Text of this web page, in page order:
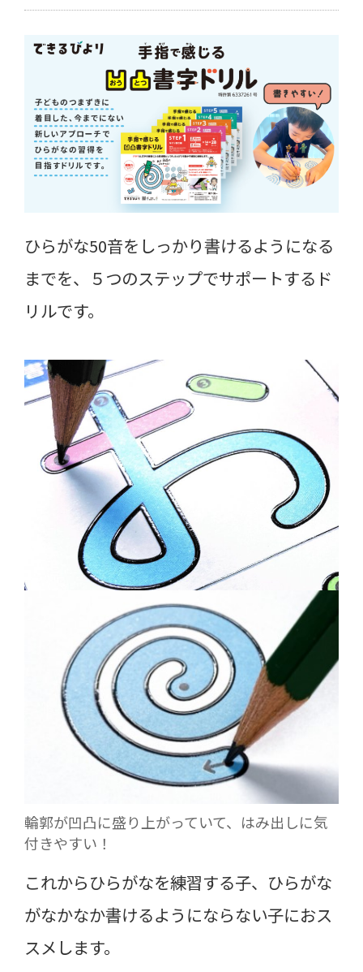
ひらがな50音をしっかり書けるようになる
までを、５つのステップでサポートするド
リルです。
輪郭が凹凸に盛り上がっていて、はみ出しに気
付きやすい！
これからひらがなを練習する子、ひらがな
がなかなか書けるようにならない子におス
スメします。